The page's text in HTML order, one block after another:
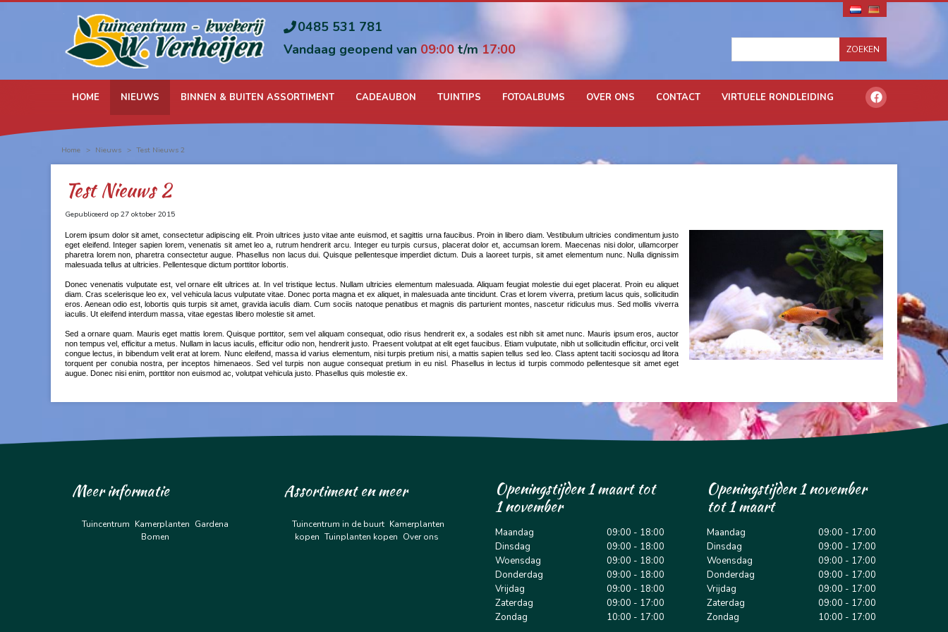
Ga
Home > Nieuws > Test Nieuws 2
0485 531 781
Vandaag geopend van 09:00t/m17:00
HOME NIEUWS BINNEN & BUITEN ASSORTIMENT CADEAUBON TUINTIPS FOTOALBUMS OVER ONS CONTACT VIRTUELE RONDLEIDING
Test Nieuws 2
Gepubliceerd op 27 oktober 2015
Lorem ipsum dolor sit amet, consectetur adipiscing elit. Proin ultrices justo vitae ante euismod, et sagittis urna faucibus. Proin in libero diam. Vestibulum ultricies condimentum justo
eget eleifend. Integer sapien lorem, venenatis sit amet leo a, rutrum hendrerit arcu. Integer eu turpis cursus, placerat dolor et, accumsan lorem. Maecenas nisi dolor, ullamcorper
pharetra lorem non, pharetra consectetur augue. Phasellus non lacus dui. Quisque pellentesque imperdiet dictum. Duis a laoreet turpis, sit amet elementum nunc. Nulla dignissim
malesuada tellus at ultricies. Pellentesque dictum porttitor lobortis.
Donec venenatis vulputate est, vel ornare elit ultrices at. In vel tristique lectus. Nullam ultricies elementum malesuada. Aliquam feugiat molestie dui eget placerat. Proin eu aliquet
diam. Cras scelerisque leo ex, vel vehicula lacus vulputate vitae. Donec porta magna et ex aliquet, in malesuada ante tincidunt. Cras et lorem viverra, pretium lacus quis, sollicitudin
eros. Aenean odio est, lobortis quis turpis sit amet, gravida iaculis diam. Cum sociis natoque penatibus et magnis dis parturient montes, nascetur ridiculus mus. Sed mollis viverra
iaculis. Ut eleifend interdum massa, vitae egestas libero molestie sit amet.
Sed a ornare quam. Mauris eget mattis lorem. Quisque porttitor, sem vel aliquam consequat, odio risus hendrerit ex, a sodales est nibh sit amet nunc. Mauris ipsum eros, auctor
non tempus vel, efficitur a metus. Nullam in lacus iaculis, efficitur odio non, hendrerit justo. Praesent volutpat at elit eget faucibus. Etiam vulputate, nibh ut sollicitudin efficitur, orci velit
congue lectus, in bibendum velit erat at lorem. Nunc eleifend, massa id varius elementum, nisi turpis pretium nisi, a mattis sapien tellus sed leo. Class aptent taciti sociosqu ad litora
torquent per conubia nostra, per inceptos himenaeos. Sed vel turpis non augue consequat pretium in eu nisl. Phasellus in lectus id turpis commodo pellentesque sit amet eget
augue. Donec nisi enim, porttitor non euismod ac, volutpat vehicula justo. Phasellus quis molestie ex.
Meer informatie
Tuincentrum Kamerplanten Gardena
Bomen
Assortiment en meer
Tuincentrum in de buurt Kamerplanten
kopen Tuinplanten kopen Over ons
Openingstijden 1 maart tot
1 november
Maandag
09:00 - 18:00
Dinsdag
09:00 - 18:00
Woensdag
09:00 - 18:00
Donderdag
09:00 - 18:00
Vrijdag
09:00 - 18:00
Zaterdag
09:00 - 17:00
Zondag
10:00 - 17:00
Openingstijden 1 november
tot 1 maart
Maandag
09:00 - 17:00
Dinsdag
09:00 - 17:00
Woensdag
09:00 - 17:00
Donderdag
09:00 - 17:00
Vrijdag
09:00 - 17:00
Zaterdag
09:00 - 17:00
Zondag
10:00 - 17:00